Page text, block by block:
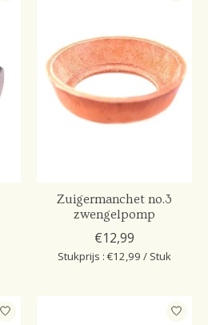
Zuigermanchet no.3
zwengelpomp
€12,99
Stukprijs : €12,99 / Stuk